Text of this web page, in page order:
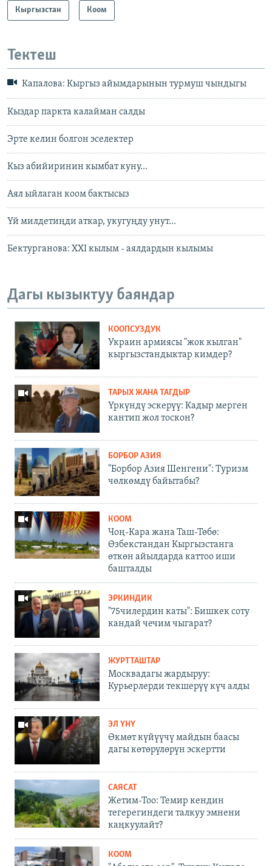
Кыргызстан Коом
Тектеш
Капалова: Кыргыз айымдарынын турмуш чындыгы
Кыздар паркта калайман салды
Эрте келин болгон эселектер
Кыз абийиринин кымбат куну...
Аял ыйлаган коом бактысыз
Үй милдетиңди аткар, укугуңду унут...
Бектурганова: ХХI кылым - аялдардын кылымы
Дагы кызыктуу баяндар
КООПСУЗДУК
Украин армиясы "жок кылган"
кыргызстандыктар кимдер?
ТАРЫХ ЖАНА ТАГДЫР
Үркүндү эскерүү: Кадыр мерген
кантип жол тоскон?
БОРБОР АЗИЯ
"Борбор Азия Шенгени": Туризм
чөлкөмдү байытабы?
КООМ
Чоң-Кара жана Таш-Төбө:
Өзбекстандан Кыргызстанга
өткөн айылдарда каттоо иши
башталды
ЭРКИНДИК
"75чилердин каты": Бишкек соту
кандай чечим чыгарат?
ЖУРТТАШТАР
Москвадагы жардыруу:
Курьерлерди текшерүү күч алды
ЭЛ ҮНҮ
Өкмөт күйүүчү майдын баасы
дагы көтөрүлөрүн эскертти
САЯСАТ
Жетим-Тоо: Темир кендин
тегерегиндеги талкуу эмнени
каңкуулайт?
КООМ